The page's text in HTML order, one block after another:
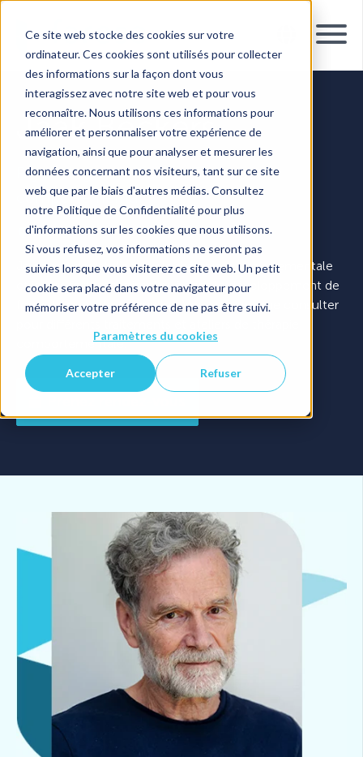
Ce site web stocke des cookies sur votre
ordinateur. Ces cookies sont utilisés pour collecter
des informations sur la façon dont vous
interagissez avec notre site web et pour vous
reconnaître. Nous utilisons ces informations pour
améliorer et personnaliser votre expérience de
navigation, ainsi que pour analyser et mesurer les
données concernant nos visiteurs, tant sur ce site
web que par le biais d'autres médias. Consultez
notre Politique de Confidentialité pour plus
d'informations sur les cookies que nous utilisons.
Si vous refusez, vos informations ne seront pas
suivies lorsque vous visiterez ce site web. Un petit
cookie sera placé dans votre navigateur pour
mémoriser votre préférence de ne pas être suivi.
Paramètres du cookies
Accepter Refuser
Jaak Beckers
Psychologue clinicien - Thérapeute
comportemental
Hasselt
Je donne des ateliers sur la thérapie comportementale
et je suis fortement impliqué dans le développement de
formations professionnelles. Vous pouvez me consulter
comportementale.